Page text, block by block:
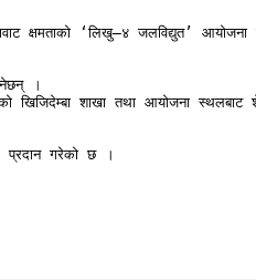
‘लिखु–४ जलविद्युत’ आयोजना
।
प्रदान गरेको छ ।